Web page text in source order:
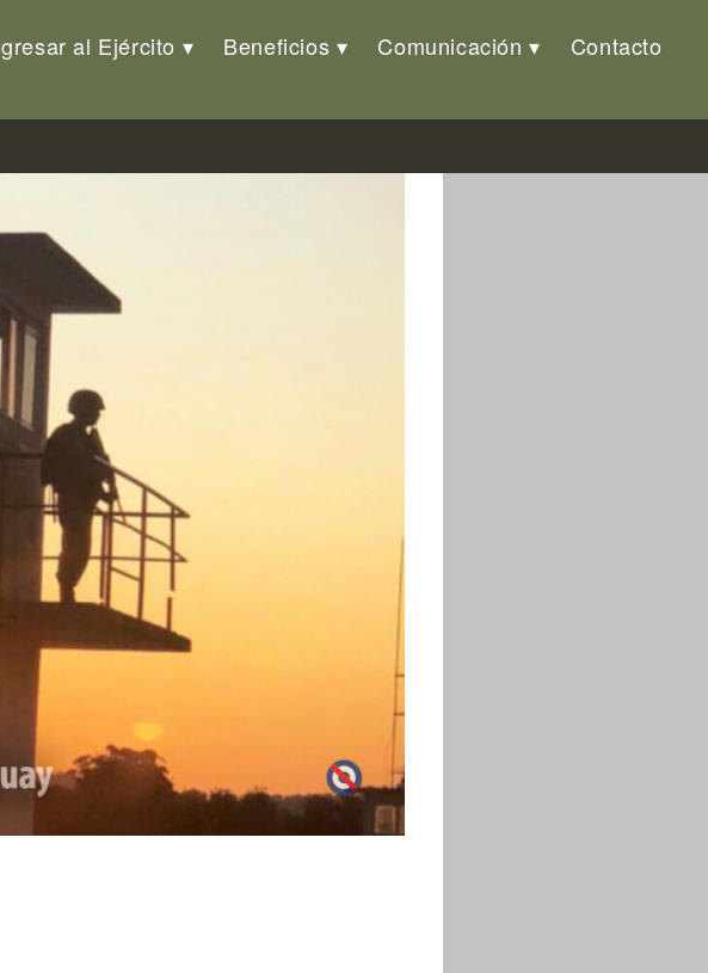
al Ejército Beneficios Comunicación Contacto